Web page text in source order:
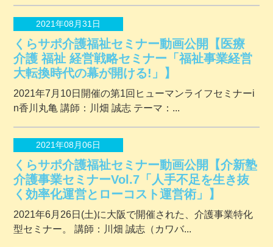
2021年08月31日
くらサポ介護福祉セミナー動画公開【医療
介護 福祉 経営戦略セミナー「福祉事業経営
大転換時代の幕が開ける!」】
2021年7月10日開催の第1回ヒューマンライフセミナーi
n香川丸亀 講師：川畑 誠志 テーマ：...
2021年08月06日
くらサポ介護福祉セミナー動画公開【介新塾
介護事業セミナーVol.7「人手不足を生き抜
く効率化運営とローコスト運営術」】
2021年6月26日(土)に大阪で開催された、介護事業特化
型セミナー。 講師：川畑 誠志（カワバ...